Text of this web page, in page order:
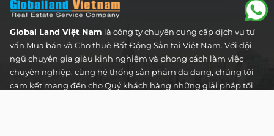
Global Land Việt Nam là công ty chuyên cung cấp dịch vụ tư
vấn Mua bán và Cho thuê Bất Động Sản tại Việt Nam. Với đội
ngũ chuyên gia giàu kinh nghiệm và phong cách làm việc
chuyên nghiệp, cùng hệ thống sản phẩm đa dạng, chúng tôi
cam kết mang đến cho Quý khách hàng những giải pháp tối